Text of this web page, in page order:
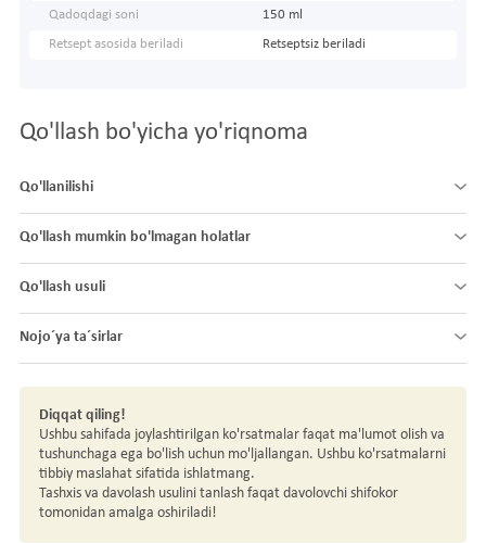
Qadoqdagi soni 150 ml
Retsept asosida beriladi Retseptsiz beriladi
Qo'llash bo'yicha yo'riqnoma
Qo'llanilishi
Qo'llash mumkin bo'lmagan holatlar
Qo'llash usuli
Nojo´ya ta´sirlar
Diqqat qiling!
Ushbu sahifada joylashtirilgan ko'rsatmalar faqat ma'lumot olish va
tushunchaga ega bo'lish uchun mo'ljallangan. Ushbu ko'rsatmalarni
tibbiy maslahat sifatida ishlatmang.
Tashxis va davolash usulini tanlash faqat davolovchi shifokor
tomonidan amalga oshiriladi!